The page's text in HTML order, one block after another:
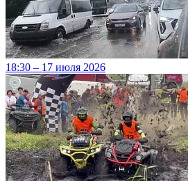
18:30 – 17 июля 2026